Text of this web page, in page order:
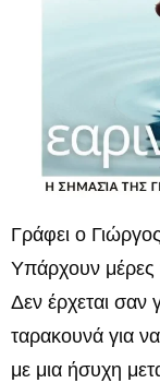
Γράφει ο
Υπάρχουν μέρες
Δεν έρχεται σαν
ταρακουνά για
με μια ήσυχη